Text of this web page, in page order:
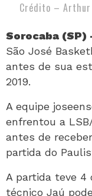
Crédito – Arthur
Sorocaba (SP)
São José
antes de sua
2019.
A equipe
enfrentou a
antes de
partida do
A partida teve 4
técnico Jaú